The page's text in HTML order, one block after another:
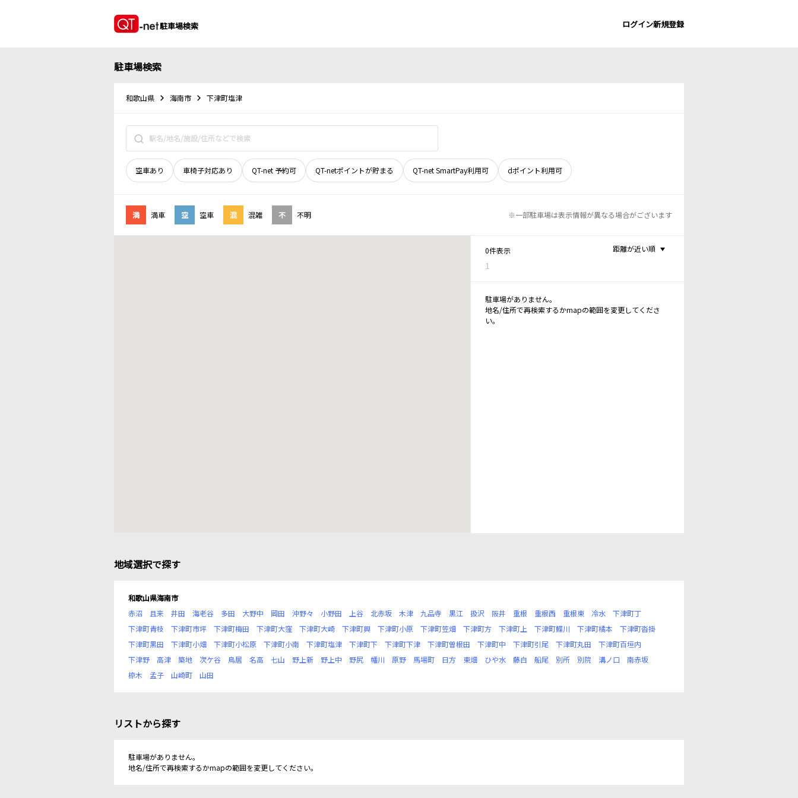
駐車場検索 ログイン新規登録
駐車場検索
和歌山県 海南市 下津町塩津
空車あり 車椅子対応あり QT-net 予約可 QT-netポイントが貯まる QT-net SmartPay利用可 dポイント利用可
満 満車 空 空車 混 混雑 不 不明 ※一部駐車場は表示情報が異なる場合がございます
0件表示
1
距離が近い順
駐車場がありません。
地名/住所で再検索するかmapの範囲を変更してくださ
い。
地域選択で探す
和歌山県海南市
赤沼
且来 井田 海老谷 多田 大野中 岡田 沖野々 小野田 上谷 北赤坂 木津 九品寺 黒江 扱沢 阪井 重根 重根西 重根東 冷水
下津町丁
下津町青枝
下津町市坪 下津町梅田 下津町大窪 下津町大崎 下津町興 下津町小原 下津町笠畑 下津町方 下津町上 下津町鰈川 下津町橘本
下津町沓掛
下津町黒田
下津町小畑 下津町小松原 下津町小南 下津町塩津 下津町下 下津町下津 下津町曽根田 下津町中 下津町引尾 下津町丸田
下津町百垣内
下津野
高津 築地 次ケ谷 鳥居 名高 七山 野上新 野上中 野尻 幡川 原野 馬場町 日方 東畑 ひや水 藤白 船尾 別所 別院 溝ノ口
南赤坂
椋木
孟子 山崎町 山田
リストから探す
駐車場がありません。
地名/住所で再検索するかmapの範囲を変更してください。